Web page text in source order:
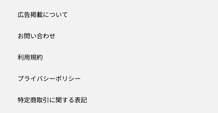
広告掲載について
お問い合わせ
利用規約
プライバシーポリシー
特定商取引に関する表記